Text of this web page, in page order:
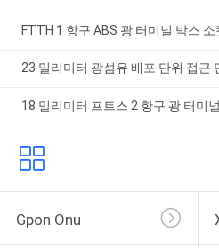
FTTH 1 항구 ABS 광 터미널 박스 소
23 밀리미터 광섬유 배포 단위 접근
18 밀리미터 프트스 2 항구 광 터미
Gpon Onu